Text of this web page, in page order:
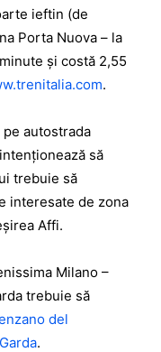
ieftin (de
Porta Nuova – la
și costă 2,55
.
autostrada
să
trebuie să
interesate de zona
Affi.
Milano –
trebuie să
del
.